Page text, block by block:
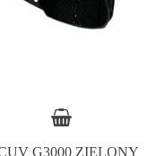
G3000 ZIELONY